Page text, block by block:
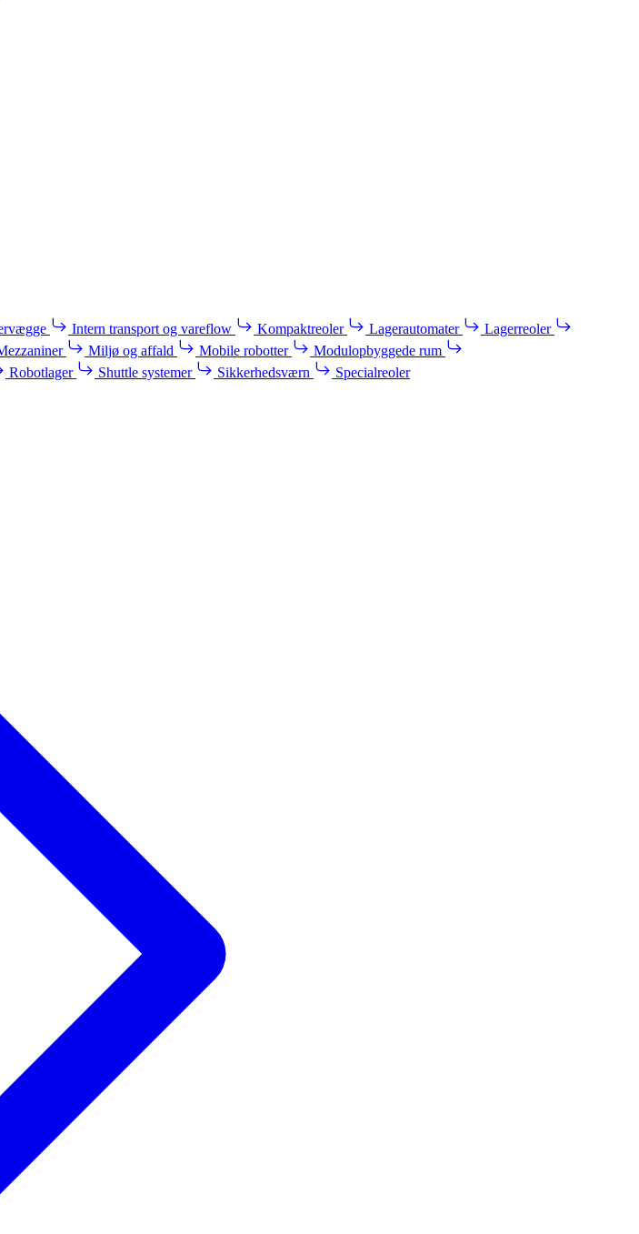
Intern transport og vareflow Kompaktreoler Lagerautomater
Lagerreoler
Miljø og affald Mobile robotter
Modulopbyggede rum
Robotlager Shuttle systemer Sikkerhedsværn
Specialreoler